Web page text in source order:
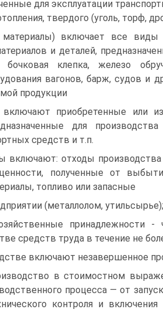
для эксплуатации
твердого (уголь, торф,
включает все виды
и деталей,
клепка, железо
вагонов, барж, судов и
продукции
приобретенные или
для
средств и т.п.
включают: отходы
полученные от
топливо или запасные
(металлолом,
принадлежности -
средств труда в течение не
включают незавершенное
в стоимостном
процесса — от
контроля и